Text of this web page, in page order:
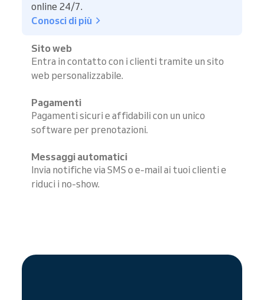
online 24/7.
Conosci di più
Sito web
Entra in contatto con i clienti tramite un sito
web personalizzabile.
Pagamenti
Pagamenti sicuri e affidabili con un unico
software per prenotazioni.
Messaggi automatici
Invia notifiche via SMS o e-mail ai tuoi clienti e
riduci i no-show.